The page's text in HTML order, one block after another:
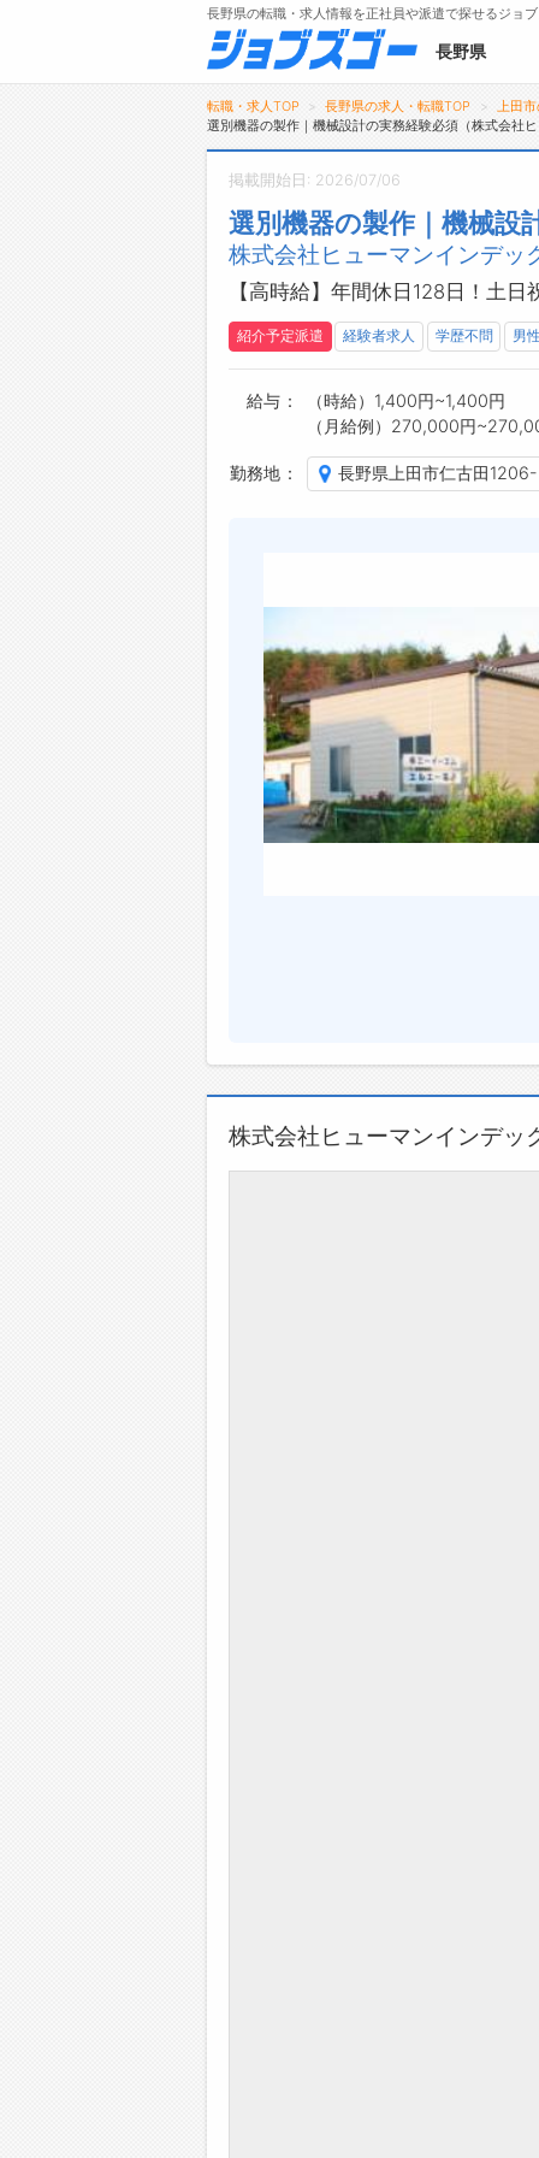
トップ
詳細情報で求人を探す
【初めての方へ】
長野県の求人検索で選ばれる理由
長野県の転職・求人情報を正社員や派遣で探せるジョ
長野県
転職・求人TOP 長野県の求人・転職TOP
上田
選別機器の製作｜機械設計の実務経験必須（株式会社
掲載開始日: 2026/07/06
選別機器の製作｜機械設
株式会社ヒューマンインデッ
【高時給】年間休日128日！土
紹介予定派遣 経験者求人 学歴不問 男
給与
（時給）1,400円~1,400円
（月給例）270,000円
勤務地 長野県上田市仁古田
株式会社ヒューマンインデッ